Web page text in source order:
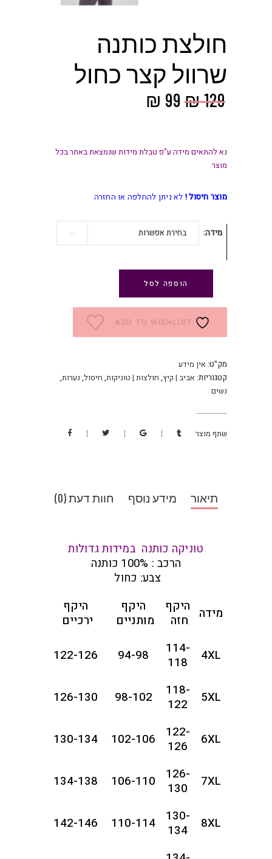
חולצת כותנה
שרוול קצר כחול
₪129
המחיר
₪ 129.
₪ 99
₪ 99.
נא להתאים מידה ע"פ טבלת מידות שנמצאת באתר בכל
מוצר
מוצר חיסול ! לא ניתן להחלפה או החזרה
מידה בחירת אפשרות
הוספה לסל
ADD TO WISHLIST
מק"ט: אין מידע
קטגוריות: אביב | קיץ, חולצות | טוניקות, חיסול, נערות,
נשים
שתף מוצר
תיאור מידע נוסף חוות דעת (0)
טוניקה כותנה במידות גדולות
הרכב : 100% כותנה
צבע: כחול
מידה
היקף
חזה
היקף
מותניים
היקף
ירכיים
4XL
114-
118
94-98
122-126
5XL
118-
122
98-102
126-130
6XL
122-
126
102-106
130-134
7XL
126-
130
106-110
134-138
8XL
130-
134
110-114
142-146